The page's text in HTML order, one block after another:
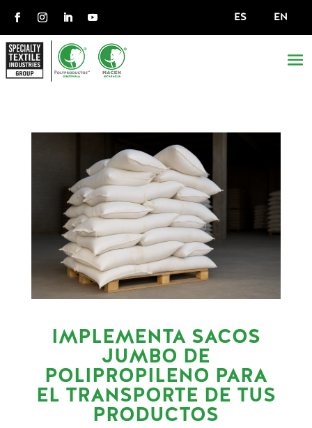
ES EN
IMPLEMENTA SACOS
JUMBO DE
POLIPROPILENO PARA
EL TRANSPORTE DE TUS
PRODUCTOS